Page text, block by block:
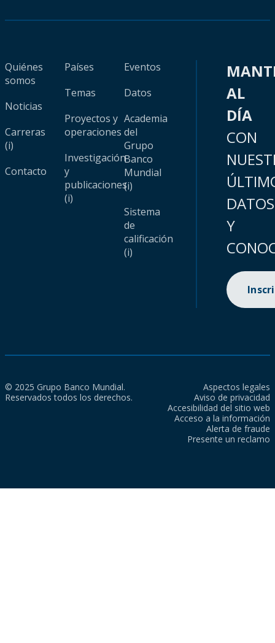
Quiénes
somos
Noticias
Carreras
(i)
Contacto
Países
Temas
Proyectos y
operaciones
Investigación
y
publicaciones
(i)
Eventos
Datos
Academia
del
Grupo
Banco
Mundial
(i)
Sistema
de
calificación
(i)
AL
DÍA
CON
DATOS
Y
© 2025 Grupo Banco Mundial.
Reservados todos los derechos.
Aspectos legales
Aviso de privacidad
Accesibilidad del sitio web
Acceso a la información
Alerta de fraude
Presente un reclamo